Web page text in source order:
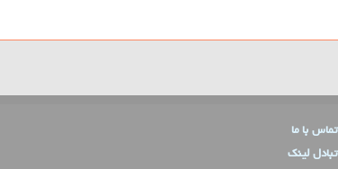
تماس با ما
تبادل لینک